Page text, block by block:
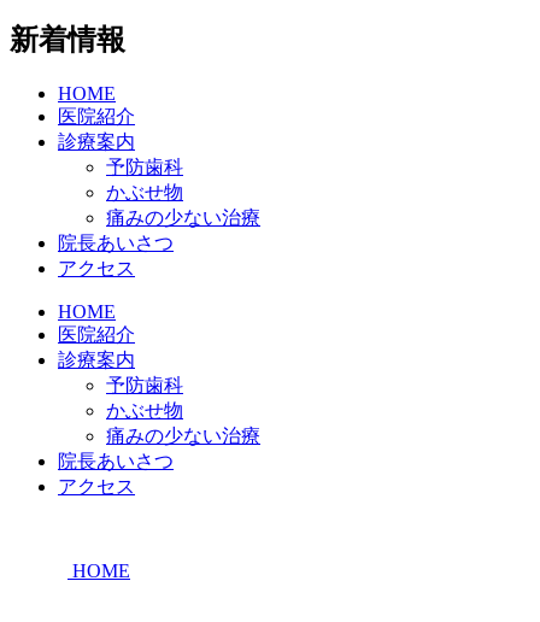
新着情報
HOME
医院紹介
診療案内
予防歯科
かぶせ物
痛みの少ない治療
院長あいさつ
アクセス
HOME
医院紹介
診療案内
予防歯科
かぶせ物
痛みの少ない治療
院長あいさつ
アクセス
HOME